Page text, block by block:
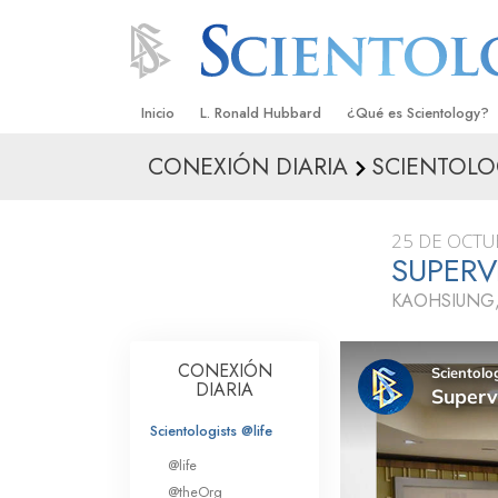
Inicio L. Ronald Hubbard ¿Qué es Scientology?
Creencias y Prácticas
Qué dicen los
Scientology
Conoce a un
Dentro de una Iglesia
Los Principios
Una Introducción a
CONEXIÓN DIARIA
25 DE
CONEXIÓN
DIARIA
Scientologists @life
@life
@theOrg